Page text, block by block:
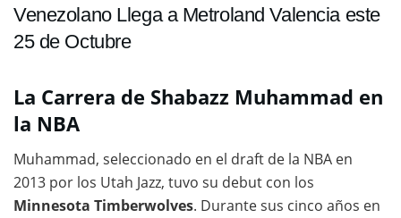
Venezolano Llega a Metroland Valencia este
25 de Octubre
La Carrera de Shabazz Muhammad en
la NBA
Muhammad, seleccionado en el draft de la NBA en
2013 por los Utah Jazz, tuvo su debut con los
Minnesota Timberwolves. Durante sus cinco años en